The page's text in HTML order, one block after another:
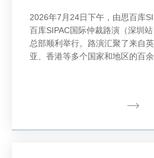
2026年7月24日下午，由思百库
百库SIPAC国际仲裁路演（深圳
总部顺利举行。路演汇聚了来自
亚、香港等多个国家和地区的百余